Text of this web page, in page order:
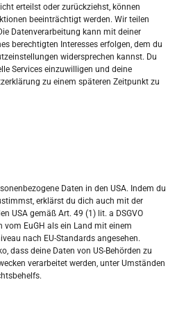
erteilst oder zurückziehst, können
beeinträchtigt werden. Wir teilen
Datenverarbeitung kann mit deiner
berechtigten Interesses erfolgen, dem du
widersprechen kannst. Du
Services einzuwilligen und deine
zu einem späteren Zeitpunkt zu
Daten in den USA. Indem du
erklärst du dich auch mit der
USA gemäß Art. 49 (1) lit. a DSGVO
vom EuGH als ein Land mit einem
nach EU-Standards angesehen.
dass deine Daten von US-Behörden zu
verarbeitet werden, unter Umständen
– Njemačka?
MÄRZ 2024
D F S
1 2
7 8 9 10